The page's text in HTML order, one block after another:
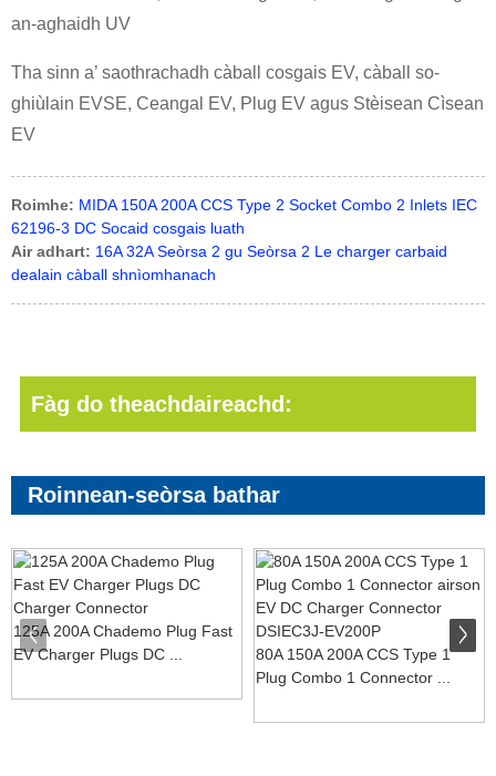
an-aghaidh UV
Tha sinn a’ saothrachadh càball cosgais EV, càball so-
ghiùlain EVSE, Ceangal EV, Plug EV agus Stèisean Cìsean
EV
Roimhe: MIDA 150A 200A CCS Type 2 Socket Combo 2 Inlets IEC
62196-3 DC Socaid cosgais luath
Air adhart: 16A 32A Seòrsa 2 gu Seòrsa 2 Le charger carbaid
dealain càball shnìomhanach
Fàg do theachdaireachd:
Roinnean-seòrsa bathar
125A 200A Chademo Plug Fast
EV Charger Plugs DC ...
80A 150A 200A CCS Type 1
Plug Combo 1 Connector ...